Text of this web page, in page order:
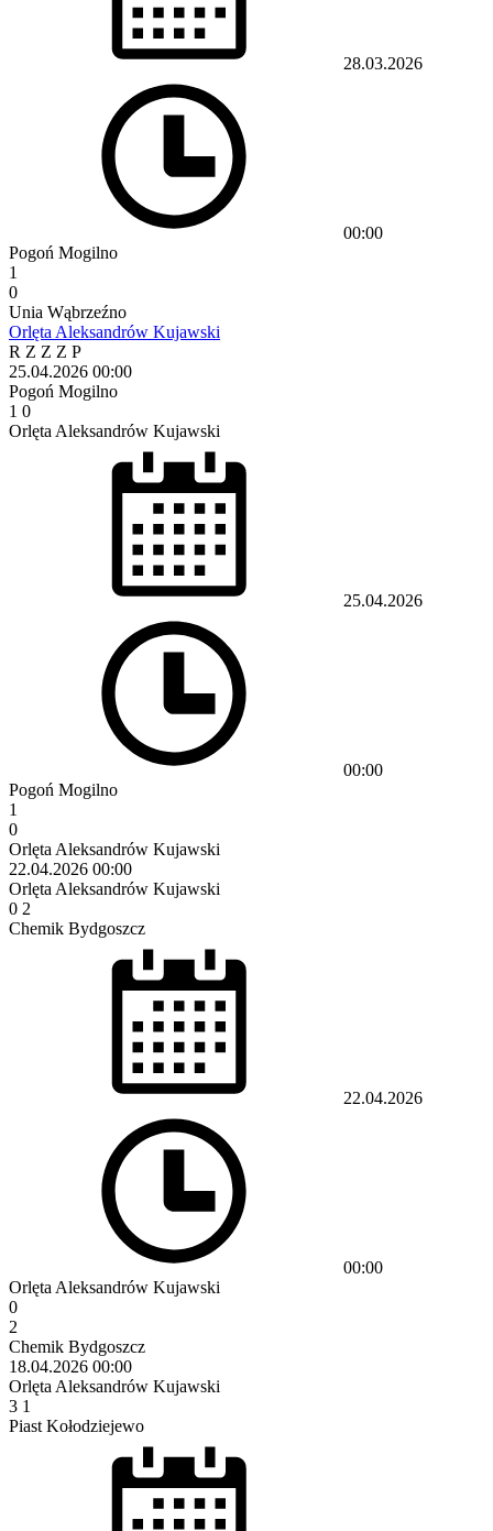
28.03.2026
00:00
Pogoń Mogilno
1
0
Unia Wąbrzeźno
Orlęta Aleksandrów Kujawski
R Z Z Z P
25.04.2026 00:00
Pogoń Mogilno
1 0
Orlęta Aleksandrów Kujawski
25.04.2026
00:00
Pogoń Mogilno
1
0
Orlęta Aleksandrów Kujawski
22.04.2026 00:00
Orlęta Aleksandrów Kujawski
0 2
Chemik Bydgoszcz
22.04.2026
00:00
Orlęta Aleksandrów Kujawski
0
2
Chemik Bydgoszcz
18.04.2026 00:00
Orlęta Aleksandrów Kujawski
3 1
Piast Kołodziejewo